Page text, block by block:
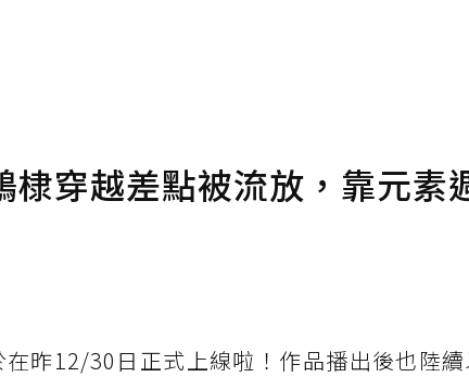
棣穿越差點被流放，靠元素
在昨12/30日正式上線啦！作品播出後也陸